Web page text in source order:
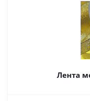
Лента